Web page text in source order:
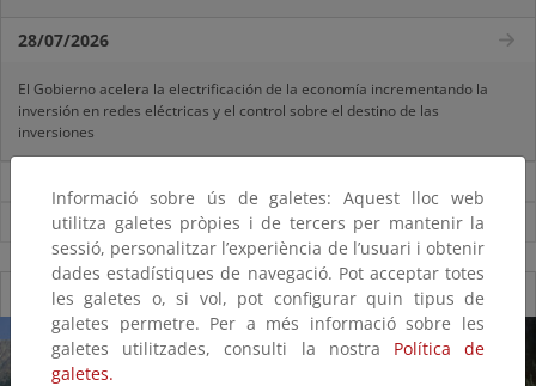
28/07/2026
El Gobierno acelera la electrificación de la economía incrementando la
inversión en redes eléctricas y el control sobre el destino de las
inversiones
Ver todas las noticias
Galería fotográfica de Parques Nacionales
Informació sobre ús de galetes: Aquest lloc web
utilitza galetes pròpies i de tercers per mantenir la
sessió, personalitzar l’experiència de l’usuari i obtenir
dades estadístiques de navegació. Pot acceptar totes
les galetes o, si vol, pot configurar quin tipus de
galetes permetre. Per a més informació sobre les
galetes utilitzades, consulti la nostra Política de
galetes.